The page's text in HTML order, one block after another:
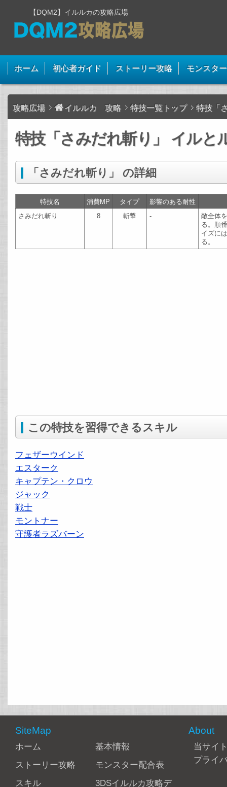
【DQM2】イルルカの攻略広場
ホーム 初心者ガイド ストーリー攻略 モンスタ
攻略広場 イルルカ 攻略 特技一覧トップ 特技「
特技「さみだれ斬り」 イルと
「さみだれ斬り」 の詳細
特技名 消費MP タイプ
影響のある耐性
さみだれ斬り
8 斬撃 -
敵全体
る。順
イズに
る。
この特技を習得できるスキル
フェザーウインド
エスターク
キャプテン・クロウ
ジャック
戦士
モントナー
守護者ラズバーン
SiteMap
ホーム
基本情報
ストーリー攻略
モンスター配合表
スキル
3DSイルルカ攻略デ
About
当サイ
プライ